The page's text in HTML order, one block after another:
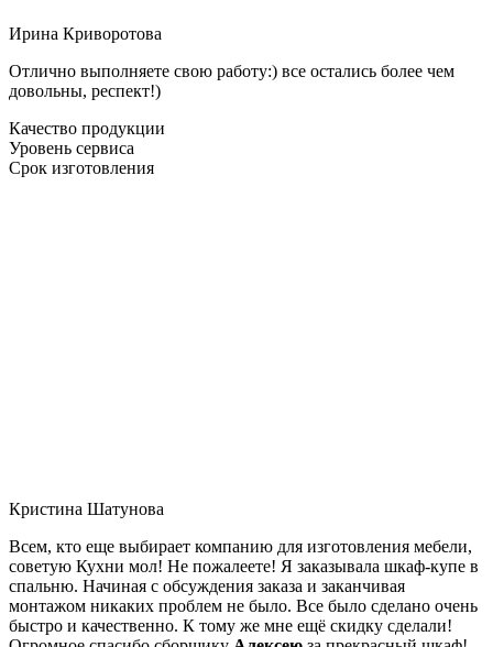
Ирина Криворотова
Отлично выполняете свою работу:) все остались более чем
довольны, респект!)
Качество продукции
Уровень сервиса
Срок изготовления
Кристина Шатунова
Всем, кто еще выбирает компанию для изготовления мебели,
советую Кухни мол! Не пожалеете! Я заказывала шкаф-купе в
спальню. Начиная с обсуждения заказа и заканчивая
монтажом никаких проблем не было. Все было сделано очень
быстро и качественно. К тому же мне ещё скидку сделали!